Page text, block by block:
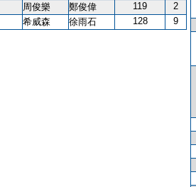
周俊樂 鄭俊偉 119
2
希威森 徐雨石 128 9